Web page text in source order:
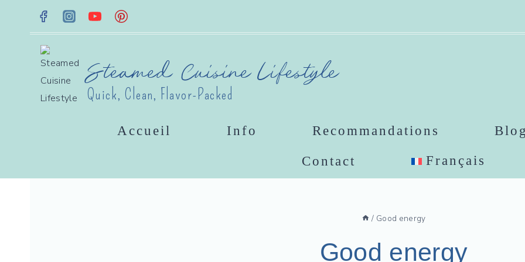
Steamed Cuisine Lifestyle
Quick, Clean, Flavor-Packed
Accueil Info Recommandations Blog
Contact Français
/ Good energy
Good energy